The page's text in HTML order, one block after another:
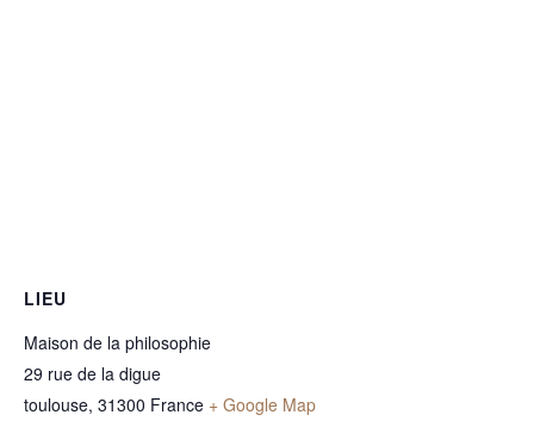
LIEU
Maison de la philosophie
29 rue de la digue
toulouse, 31300 France + Google Map